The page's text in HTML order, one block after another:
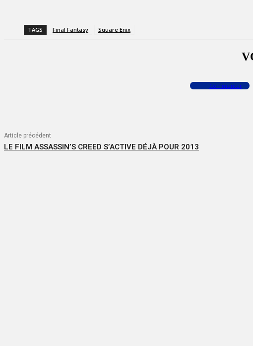
TAGS Final Fantasy Square Enix
Commenter
Article précédent
LE FILM ASSASSIN’S CREED S’ACTIVE DÉJÀ POUR 2013